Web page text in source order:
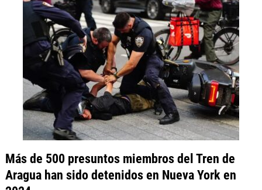
Más de 500 presuntos miembros del Tren de
Aragua han sido detenidos en Nueva York en